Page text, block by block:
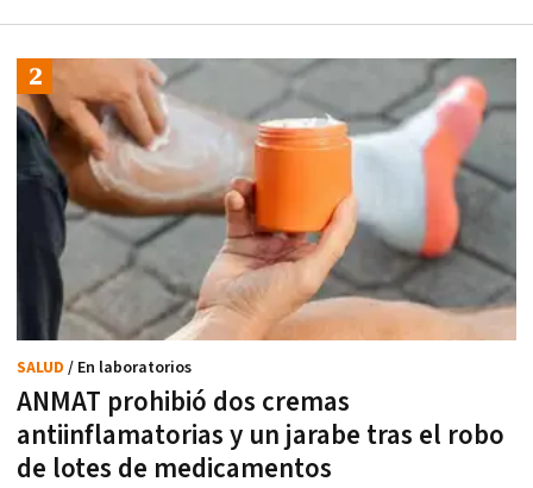
ANMAT prohibió dos cremas
antiinflamatorias y un jarabe tras el robo
de lotes de medicamentos
SALUD / En laboratorios